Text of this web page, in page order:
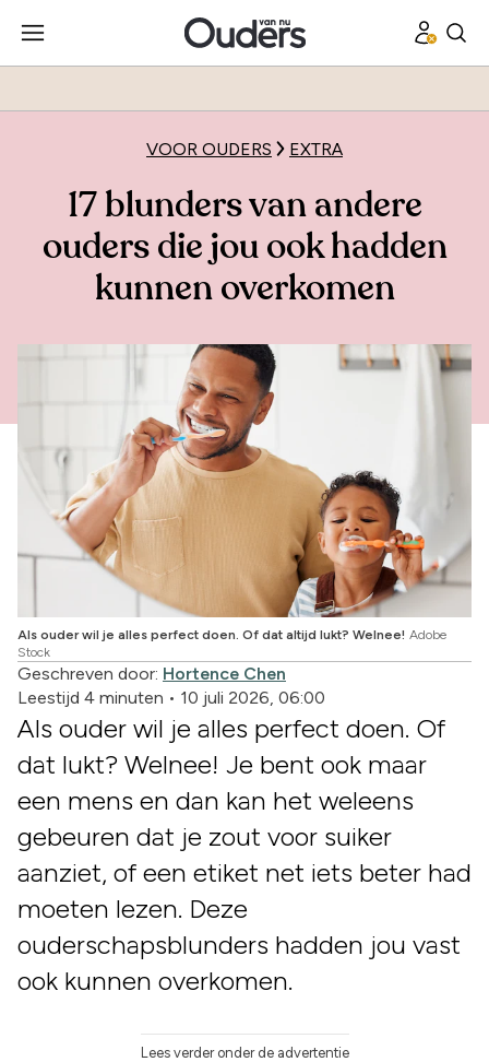
VOOR OUDERS EXTRA
17 blunders van andere
ouders die jou ook hadden
kunnen overkomen
Als ouder wil je alles perfect doen. Of dat altijd lukt? Welnee! Adobe
Stock
Geschreven door: Hortence Chen
Leestijd 4 minuten • 10 juli 2026, 06:00
Als ouder wil je alles perfect doen. Of
dat lukt? Welnee! Je bent ook maar
een mens en dan kan het weleens
gebeuren dat je zout voor suiker
aanziet, of een etiket net iets beter had
moeten lezen. Deze
ouderschapsblunders hadden jou vast
ook kunnen overkomen.
Lees verder onder de advertentie